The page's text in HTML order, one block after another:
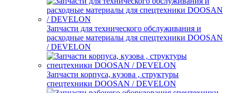
Запчасти для технического обслуживания и
расходные материалы для спецтехники DOOSAN
/ DEVELON
Запчасти корпуса, кузова , структуры
спецтехники DOOSAN / DEVELON